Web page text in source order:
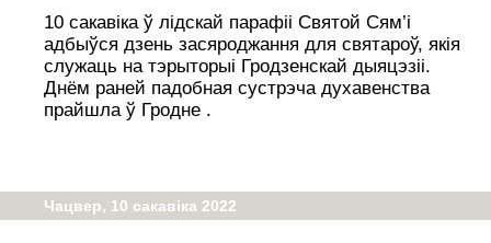
10 сакавіка ў лідскай парафіі Святой Сям’і
адбыўся дзень засяроджання для святароў, якія
служаць на тэрыторыі Гродзенскай дыяцэзіі.
Днём раней падобная сустрэча духавенства
прайшла ў Гродне .
Чацвер, 10 сакавіка 2022